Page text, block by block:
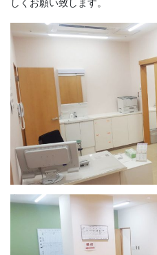
しくお願い致します。